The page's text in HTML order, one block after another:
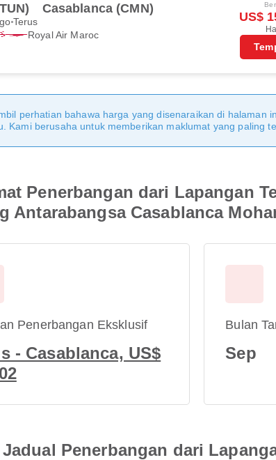
Casablanca (CMN)
Terus
Royal Air Maroc
US$
perhatian bahawa harga yang disenaraikan di halaman
Kami berusaha untuk memberikan maklumat yang paling
Penerbangan dari Lapangan
Antarabangsa Casablanca
Penerbangan Eksklusif
- Casablanca, US$
Bulan
Sep
Jadual Penerbangan dari